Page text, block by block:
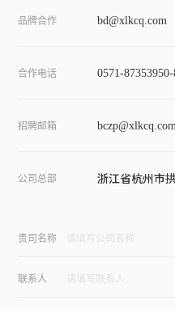
品牌合作 bd@xlkcq.com
合作电话 0571-
招聘邮箱 bczp@xlkcq.com
公司总部 浙江省杭州市
贵司名称
联系人